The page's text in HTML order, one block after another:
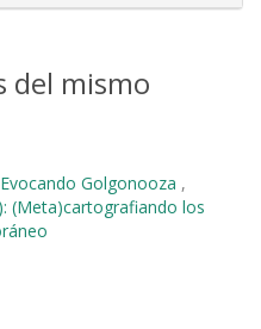
del mismo
Evocando Golgonooza ,
(Meta)cartografiando los